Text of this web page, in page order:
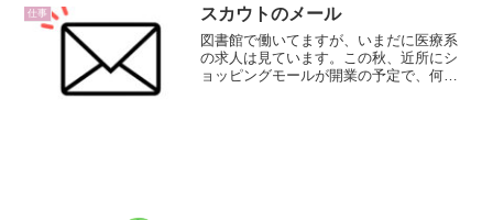
名前ばかり。次から次...
仕事 スカウトのメール
図書館で働いてますが、いまだに医療系
の求人は見ています。この秋、近所にシ
ョッピングモールが開業の予定で、何か